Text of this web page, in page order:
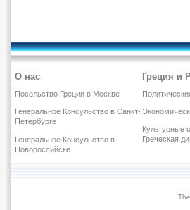
О нас
Посольство Греции в Москве
Генеральное Консульство в Санкт-
Петербурге
Генеральное Консульство в
Новороссийске
Греция и
Культурные
Греческая